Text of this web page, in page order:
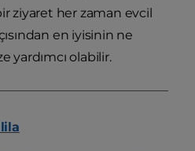
ziyaret her zaman evcil
en iyisinin ne
yardımcı olabilir.